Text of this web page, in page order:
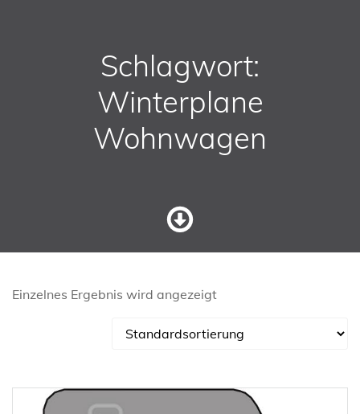
Schlagwort:
Winterplane
Wohnwagen
Einzelnes Ergebnis wird angezeigt